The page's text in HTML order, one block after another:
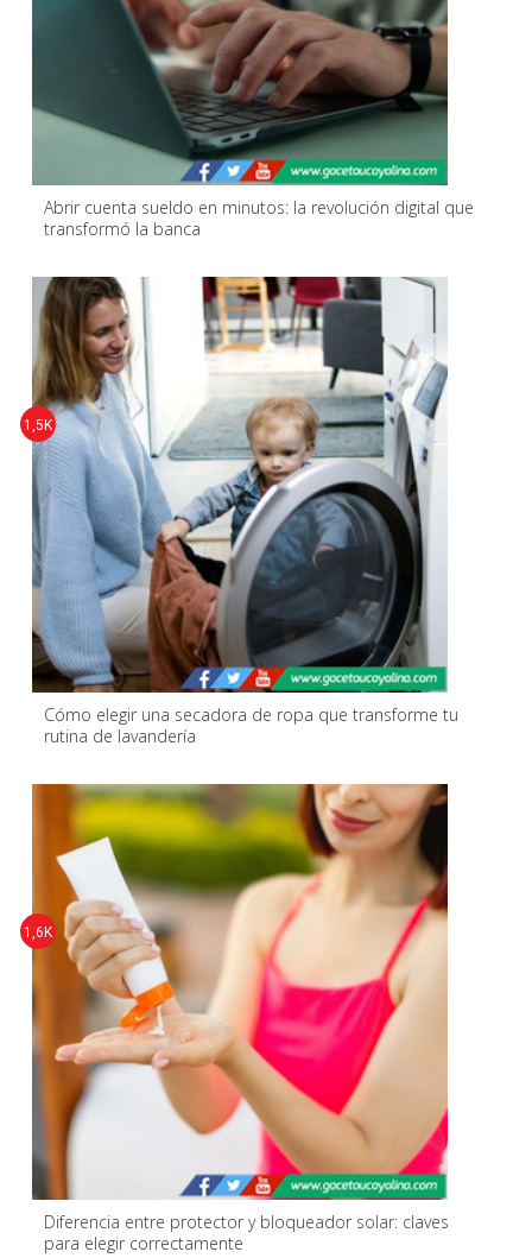
Abrir cuenta sueldo en minutos: la revolución digital que
transformó la banca
Cómo elegir una secadora de ropa que transforme tu
rutina de lavandería
1,5K
Diferencia entre protector y bloqueador solar: claves
para elegir correctamente
1,6K